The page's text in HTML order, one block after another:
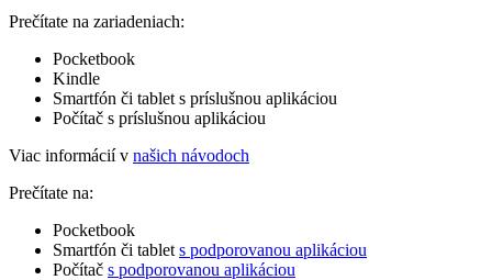
Prečítate na zariadeniach:
Pocketbook
Kindle
Smartfón či tablet s príslušnou aplikáciou
Počítač s príslušnou aplikáciou
Viac informácií v našich návodoch
Prečítate na:
Pocketbook
Smartfón či tablet s podporovanou aplikáciou
Počítač s podporovanou aplikáciou